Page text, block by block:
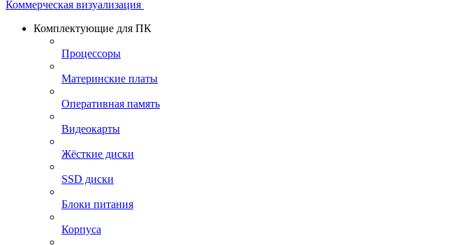
Коммерческая визуализация
Комплектующие для ПК
Процессоры
Материнские платы
Оперативная память
Видеокарты
Жёсткие диски
SSD диски
Блоки питания
Корпуса